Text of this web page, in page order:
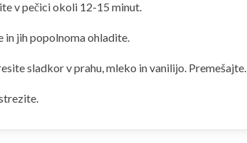
v pečici okoli 12-15 minut.
in jih popolnoma ohladite.
sladkor v prahu, mleko in vanilijo. Premešajte.